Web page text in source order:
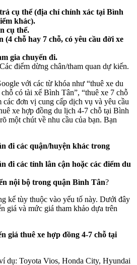
cụ thể (địa chỉ chính xác tại Bình
khác).
cụ thể.
(4 chỗ hay 7 chỗ, có yêu cầu đời xe
gia chuyến đi.
Các điểm dừng chân/tham quan dự kiến.
với các từ khóa như “thuê xe du
có tài xế Bình Tân”, “thuê xe 7 chỗ
đơn vị cung cấp dịch vụ và yêu cầu
xe hợp đồng du lịch 4-7 chỗ tại Bình
một chút về nhu cầu của bạn. Bạn
đi các quận/huyện khác trong
đi các tỉnh lân cận hoặc các điểm du
nội bộ trong quận Bình Tân?
kể tùy thuộc vào yếu tố này. Dưới đây
giá và mức giá tham khảo dựa trên
giá thuê xe hợp đồng 4-7 chỗ tại
dụ: Toyota Vios, Honda City, Hyundai